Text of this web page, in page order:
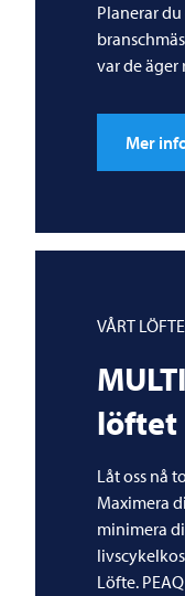
Planerar
var de äger
Mer
VÅRT LÖFTE
löftet
Låt oss nå
Maximera
minimera
Löfte.